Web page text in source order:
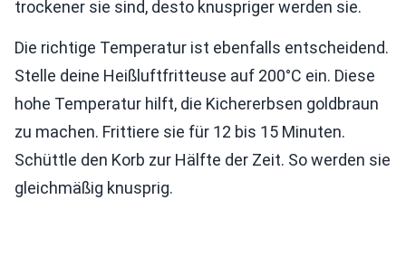
trockener sie sind, desto knuspriger werden sie.
Die richtige Temperatur ist ebenfalls entscheidend.
Stelle deine Heißluftfritteuse auf 200°C ein. Diese
hohe Temperatur hilft, die Kichererbsen goldbraun
zu machen. Frittiere sie für 12 bis 15 Minuten.
Schüttle den Korb zur Hälfte der Zeit. So werden sie
gleichmäßig knusprig.